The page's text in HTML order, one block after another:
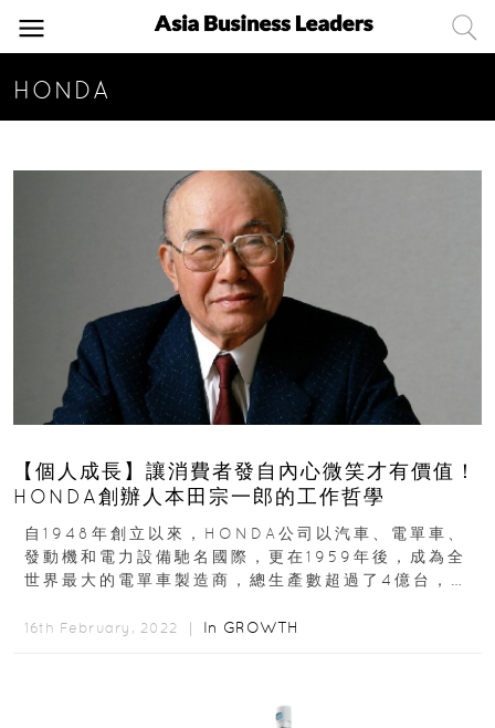
HONDA
【個人成長】讓消費者發自內心微笑才有價值！
HONDA創辦人本田宗一郎的工作哲學
自1948年創立以來，HONDA公司以汽車、電單車、
發動機和電力設備馳名國際，更在1959年後，成為全
世界最大的電單車製造商，總生產數超過了4億台，因
16th February, 2022 ｜ In GROWTH